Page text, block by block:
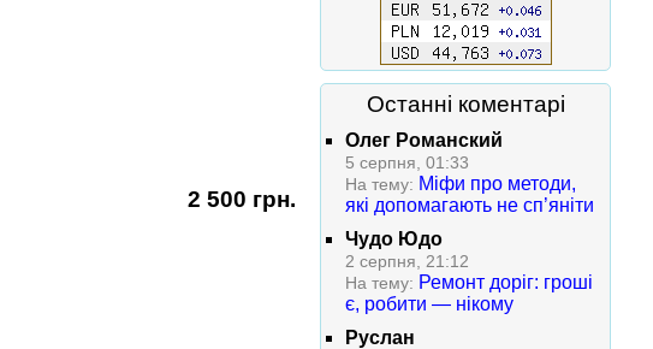
2 500 грн.
Останні коментарі
Олег Романский
5 серпня, 01:33
На тему: Міфи про методи,
які допомагають не сп’яніти
Чудо Юдо
2 серпня, 21:12
На тему: Ремонт доріг: гроші
є, робити — нікому
Руслан